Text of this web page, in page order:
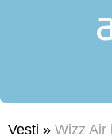
Vesti » Wizz Air